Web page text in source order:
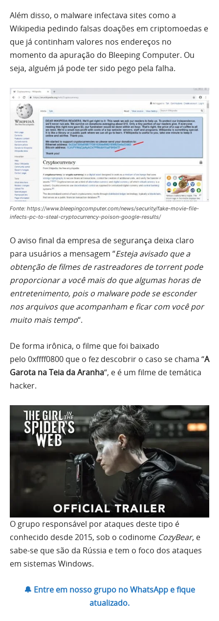
Além disso, o malware infectava sites como a
Wikipedia pedindo falsas doações em criptomoedas e
que já continham valores nos endereços no
momento da apuração do Bleeping Computer. Ou
seja, alguém já pode ter sido pego pela falha.
Fonte: https://www.bleepingcomputer.com/news/security/fake-movie-file-
infects-pc-to-steal-cryptocurrency-poison-google-results/
O aviso final da empresa de segurança deixa claro
para usuários a mensagem “Esteja avisado que a
obtenção de filmes de rastreadores de torrent pode
proporcionar a você mais do que algumas horas de
entretenimento, pois o malware pode se esconder
nos arquivos que acompanham e ficar com você por
muito mais tempo“.
De forma irônica, o filme que foi baixado
pelo 0xffff0800 que o fez descobrir o caso se chama “A
Garota na Teia da Aranha“, e é um filme de temática
hacker.
O grupo responsável por ataques deste tipo é
conhecido desde 2015, sob o codinome CozyBear, e
sabe-se que são da Rússia e tem o foco dos ataques
em sistemas Windows.
🔔 Entre em nosso grupo no WhatsApp e fique
atualizado.